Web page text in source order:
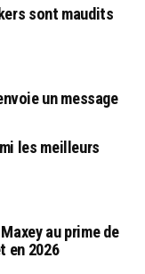
sont maudits
un message
les meilleurs
au prime de
en 2026